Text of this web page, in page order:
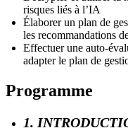
risques liés à l’IA
Élaborer un plan de
les recommandations
Effectuer une auto-
adapter le plan de
Programme
1.